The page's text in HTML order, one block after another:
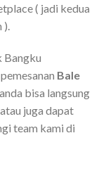
( jadi kedua
Bangku
Bale
bisa langsung
juga dapat
team kami di